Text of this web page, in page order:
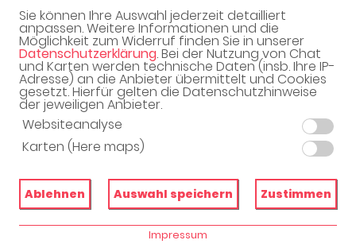
Sie können Ihre Auswahl jederzeit detailliert
anpassen. Weitere Informationen und die
Möglichkeit zum Widerruf finden Sie in unserer
Datenschutzerklärung. Bei der Nutzung von Chat
und Karten werden technische Daten (insb. Ihre IP-
Adresse) an die Anbieter übermittelt und Cookies
gesetzt. Hierfür gelten die Datenschutzhinweise
der jeweiligen Anbieter.
Websiteanalyse
Karten (Here maps)
Ablehnen Auswahl speichern Zustimmen
Impressum
Adresse
92690 Pressath